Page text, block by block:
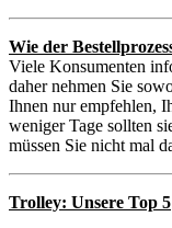
Wie der
Viele Konsumenten
daher nehmen Sie
Ihnen nur empfehlen,
weniger Tage sollten
müssen Sie nicht mal
Trolley: Unsere Top 5